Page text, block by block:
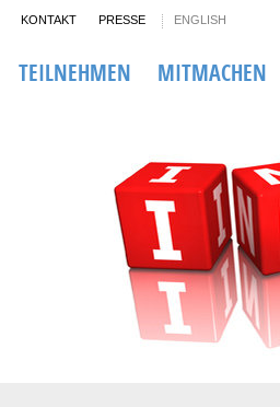
KONTAKT PRESSE ENGLISH
TEILNEHMEN MITMACHEN